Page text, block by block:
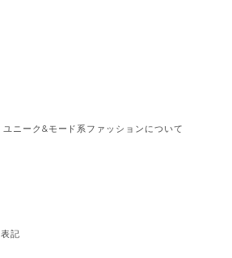
ニーク&モード系ファッションについて
記